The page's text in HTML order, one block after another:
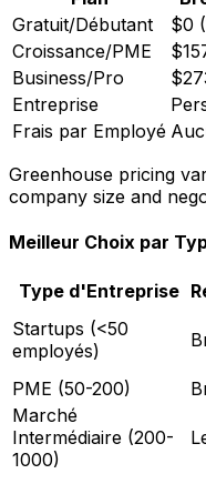
Gratuit/Débutant
$0
Croissance/PME
Business/Pro
Entreprise
Frais par Employé
Greenhouse pricing
company size and
Meilleur Choix par
Type d'Entreprise
Startups (<50
employés)
PME (50-200)
Marché
Intermédiaire (200-
1000)